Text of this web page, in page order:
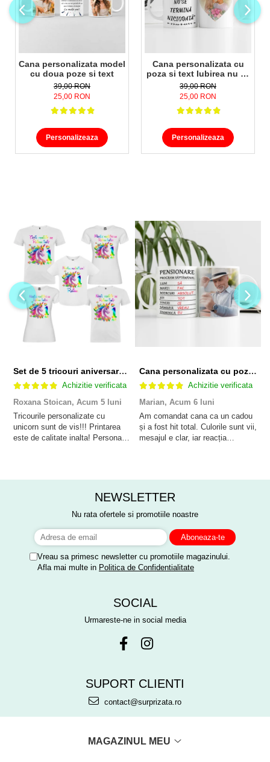
Cana personalizata model
cu doua poze si text
39,00 RON
25,00 RON
Personalizeaza
Cana personalizata cu
poza si text Iubirea nu se
termina niciodata
39,00 RON
25,00 RON
Personalizeaza
Set de 5 tricouri aniversare pentru nasi, parinti si copil, personalizate cu nume, varsta si mesaj "Motivul fericirii lor" model Unicorn
Achizitie verificata
Roxana Stoican, Acum 5 luni
Tricourile personalizate cu
unicorn sunt de vis!!! Printarea
este de calitate inalta! Personalul
anisor!
Cana personalizata cu poza si model Pensionare
Achizitie verificata
Marian, Acum 6 luni
Am comandat cana ca un cadou
și a fost hit total. Culorile sunt vii,
mesajul e clar, iar reacția
NEWSLETTER
Nu rata ofertele si promotiile noastre
Vreau sa primesc newsletter cu promotiile magazinului.
Afla mai multe in Politica de Confidentialitate
SOCIAL
Urmareste-ne in social media
SUPORT CLIENTI
contact@surprizata.ro
MAGAZINUL MEU